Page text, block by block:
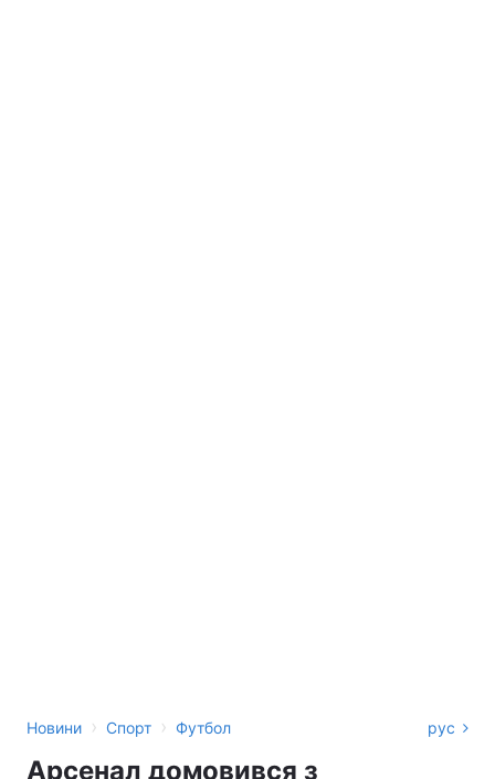
Новини › Спорт › Футбол рус
Арсенал домовився з